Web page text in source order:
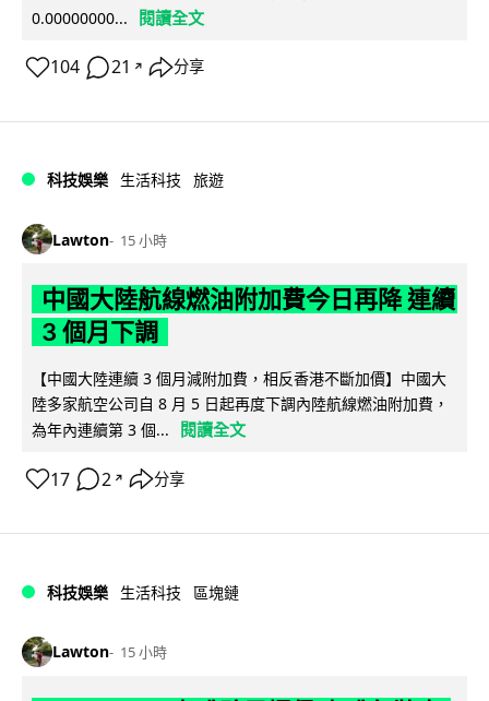
0.00000000...
閱讀全文
104 21 ↗ 分享
科技娛樂 生活科技 旅遊
Lawton 15 小時
中國大陸航線燃油附加費今日再降 連續
3 個月下調
【中國大陸連續 3 個月減附加費，相反香港不斷加價】中國大
陸多家航空公司自 8 月 5 日起再度下調內陸航線燃油附加費，
為年內連續第 3 個...
閱讀全文
17 2 ↗ 分享
科技娛樂 生活科技 區塊鏈
Lawton 15 小時